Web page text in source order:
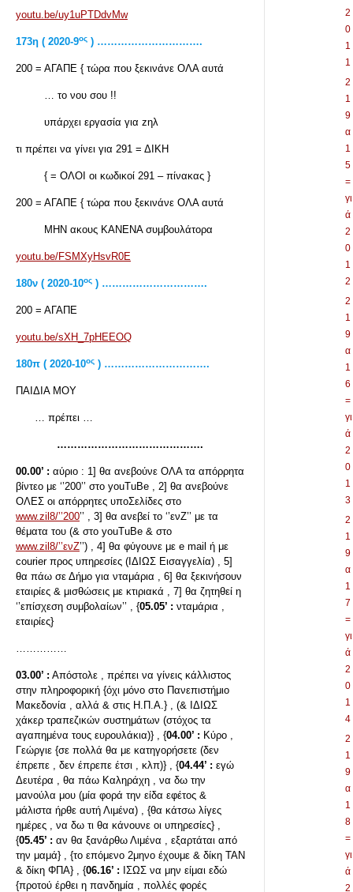
youtu.be/uy1uPTDdvMw
173η ( 2020-9ος ) ………………………….
200 = ΑΓΑΠΕ { τώρα που ξεκινάνε ΟΛΑ αυτά
… το νου σου !!
υπάρχει εργασία για zηλ
τι πρέπει να γίνει για 291 = ΔΙΚΗ
{ = ΟΛΟΙ οι κωδικοί 291 – πίνακας }
200 = ΑΓΑΠΕ { τώρα που ξεκινάνε ΟΛΑ αυτά
ΜΗΝ ακους ΚΑΝΕΝΑ συμβουλάτορα
youtu.be/FSMXyHsvR0E
180ν ( 2020-10ος ) ………………………….
200 = ΑΓΑΠΕ
youtu.be/sXH_7pHEEOQ
180π ( 2020-10ος ) ………………………….
ΠΑΙΔΙΑ ΜΟΥ
… πρέπει …
…………………………………….
00.00’ : αύριο : 1] θα ανεβούνε ΟΛΑ τα απόρρητα
βίντεο με ‘’200’’ στο youTuBe , 2] θα ανεβούνε
ΟΛΕΣ οι απόρρητες υποΣελίδες στο
www.zil8/’’200’’ , 3] θα ανεβεί το ‘’ενΖ’’ με τα
θέματα του (& στο youTuBe & στο
www.zil8/’’ενΖ’’) , 4] θα φύγουνε με e mail ή με
courier προς υπηρεσίες (ΙΔΙΩΣ Εισαγγελία) , 5]
θα πάω σε Δήμο για νταμάρια , 6] θα ξεκινήσουν
εταιρίες & μισθώσεις με κτιριακά , 7] θα ζητηθεί η
‘’επίσχεση συμβολαίων’’ , {05.05’ : νταμάρια ,
εταιρίες}
……………
03.00’ : Απόστολε , πρέπει να γίνεις κάλλιστος
στην πληροφορική {όχι μόνο στο Πανεπιστήμιο
Μακεδονία , αλλά & στις Η.Π.Α.} , (& ΙΔΙΩΣ
χάκερ τραπεζικών συστημάτων (στόχος τα
αγαπημένα τους ευρουλάκια)} , {04.00’ : Κύρο ,
Γεώργιε {σε πολλά θα με κατηγορήσετε (δεν
έπρεπε , δεν έπρεπε έτσι , κλπ)} , {04.44’ : εγώ
Δευτέρα , θα πάω Καληράχη , να δω την
μανούλα μου (μία φορά την είδα εφέτος &
μάλιστα ήρθε αυτή Λιμένα) , {θα κάτσω λίγες
ημέρες , να δω τι θα κάνουνε οι υπηρεσίες} ,
{05.45’ : αν θα ξανάρθω Λιμένα , εξαρτάται από
την μαμά} , {το επόμενο 2μηνο έχουμε & δίκη ΤΑΝ
& δίκη ΦΠΑ} , {06.16’ : ΙΣΩΣ να μην είμαι εδώ
{προτού έρθει η πανδημία , πολλές φορές
2
0
1
1
2
1
9
α
1
5
=
γι
ά
2
0
1
2
2
1
9
α
1
6
=
γι
ά
2
0
1
3
2
1
9
α
1
7
=
γι
ά
2
0
1
4
2
1
9
α
1
8
=
γι
ά
2